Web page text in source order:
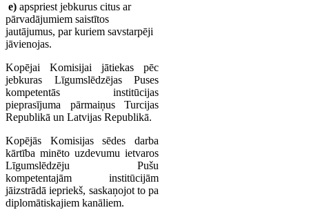
e) apspriest jebkurus citus ar
pārvadājumiem saistītos
jautājumus, par kuriem savstarpēji
jāvienojas.
Kopējai Komisijai jātiekas pēc
jebkuras Līgumslēdzējas Puses
kompetentās institūcijas
pieprasījuma pārmaiņus Turcijas
Republikā un Latvijas Republikā.
Kopējās Komisijas sēdes darba
kārtība minēto uzdevumu ietvaros
Līgumslēdzēju Pušu
kompetentajām institūcijām
jāizstrādā iepriekš, saskaņojot to pa
diplomātiskajiem kanāliem.